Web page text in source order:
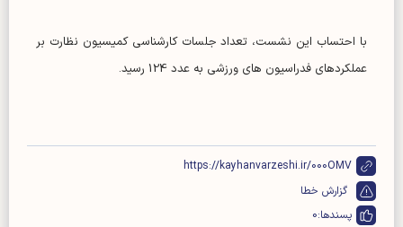
با احتساب این نشست، تعداد جلسات کارشناسی کمیسیون نظارت بر
عملکردهای فدراسیون های ورزشی به عدد 124 رسید.
https://kayhanvarzeshi.ir/000OMV
گزارش خطا
پسندها:0